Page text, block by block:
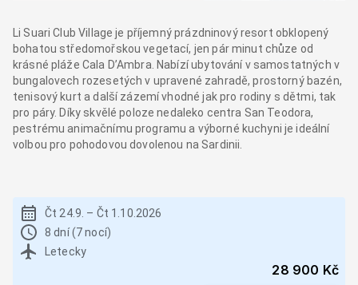
Li Suari Club Village je příjemný prázdninový resort obklopený
bohatou středomořskou vegetací, jen pár minut chůze od
krásné pláže Cala D’Ambra. Nabízí ubytování v samostatných v
bungalovech rozesetých v upravené zahradě, prostorný bazén,
tenisový kurt a další zázemí vhodné jak pro rodiny s dětmi, tak
pro páry. Díky skvělé poloze nedaleko centra San Teodora,
pestrému animačnímu programu a výborné kuchyni je ideální
volbou pro pohodovou dovolenou na Sardinii.
Čt 24.9. – Čt 1.10.2026
8 dní (7 nocí)
Letecky
28 900 Kč